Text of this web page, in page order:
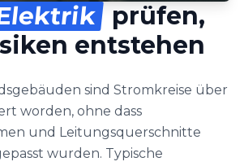
prüfen,
entstehen
sind Stromkreise über
worden, ohne dass
und Leitungsquerschnitte
wurden. Typische